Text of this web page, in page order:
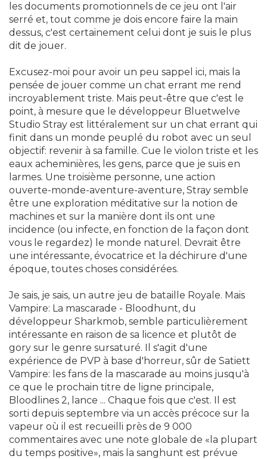
les documents promotionnels de ce jeu ont l'air
serré et, tout comme je dois encore faire la main
dessus, c'est certainement celui dont je suis le plus
dit de jouer.
Excusez-moi pour avoir un peu sappel ici, mais la
pensée de jouer comme un chat errant me rend
incroyablement triste. Mais peut-être que c'est le
point, à mesure que le développeur Bluetwelve
Studio Stray est littéralement sur un chat errant qui
finit dans un monde peuplé du robot avec un seul
objectif: revenir à sa famille. Cue le violon triste et les
eaux acheminières, les gens, parce que je suis en
larmes. Une troisième personne, une action
ouverte-monde-aventure-aventure, Stray semble
être une exploration méditative sur la notion de
machines et sur la manière dont ils ont une
incidence (ou infecte, en fonction de la façon dont
vous le regardez) le monde naturel. Devrait être
une intéressante, évocatrice et la déchirure d'une
époque, toutes choses considérées.
Je sais, je sais, un autre jeu de bataille Royale. Mais
Vampire: La mascarade - Bloodhunt, du
développeur Sharkmob, semble particulièrement
intéressante en raison de sa licence et plutôt de
gory sur le genre sursaturé. Il s'agit d'une
expérience de PVP à base d'horreur, sûr de Satiett
Vampire: les fans de la mascarade au moins jusqu'à
ce que le prochain titre de ligne principale,
Bloodlines 2, lance ... Chaque fois que c'est. Il est
sorti depuis septembre via un accès précoce sur la
vapeur où il est recueilli près de 9 000
commentaires avec une note globale de «la plupart
du temps positive», mais la sanghunt est prévue